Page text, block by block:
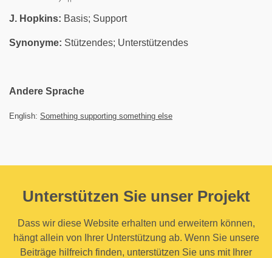
J. Hopkins: Basis; Support
Synonyme: Stützendes; Unterstützendes
Andere Sprache
English: Something supporting something else
Unterstützen Sie unser Projekt
Dass wir diese Website erhalten und erweitern können,
hängt allein von Ihrer Unterstützung ab. Wenn Sie unsere
Beiträge hilfreich finden, unterstützen Sie uns mit Ihrer